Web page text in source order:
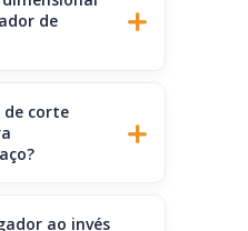
de
de corte
ao invés